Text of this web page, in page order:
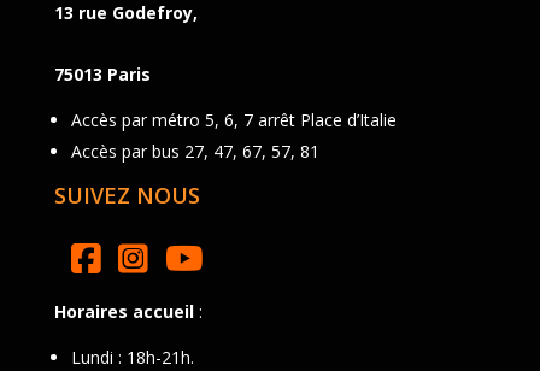
13 rue Godefroy,
75013 Paris
Accès par métro 5, 6, 7 arrêt Place d’Italie
Accès par bus 27, 47, 67, 57, 81
SUIVEZ NOUS
Horaires accueil:
Lundi : 18h-21h.